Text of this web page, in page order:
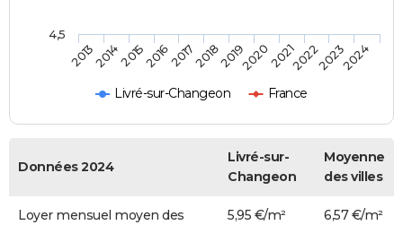
Livré-sur-Changeon France
201320142015201620172018201920202021202220232024
4,5
Données 2024
Livré-sur-
Changeon
Moyenne
des villes
Loyer mensuel moyen des
5,95 €/m² 6,57 €/m²